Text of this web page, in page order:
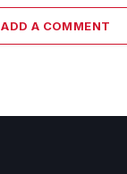
ADD A COMMENT